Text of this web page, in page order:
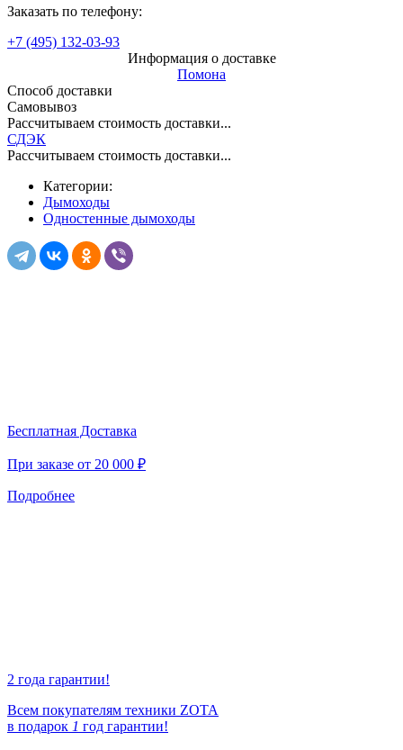
Заказать по телефону:
+7 (495) 132-03-93
Информация о доставке
Помона
Способ доставки
Самовывоз
Рассчитываем стоимость доставки...
СДЭК
Рассчитываем стоимость доставки...
Категории:
Дымоходы
Одностенные дымоходы
Бесплатная Доставка
При заказе от 20 000 ₽
Подробнее
2 года гарантии!
Всем покупателям техники ZOTA
в подарок 1 год гарантии!